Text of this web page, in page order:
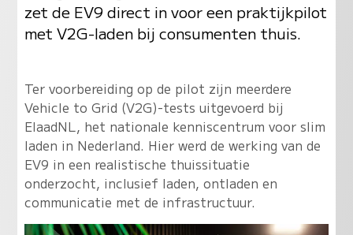
zet de EV9 direct in voor een praktijkpilot
met V2G-laden bij consumenten thuis.
Ter voorbereiding op de pilot zijn meerdere
Vehicle to Grid (V2G)-tests uitgevoerd bij
ElaadNL, het nationale kenniscentrum voor slim
laden in Nederland. Hier werd de werking van de
EV9 in een realistische thuissituatie
onderzocht, inclusief laden, ontladen en
communicatie met de infrastructuur.